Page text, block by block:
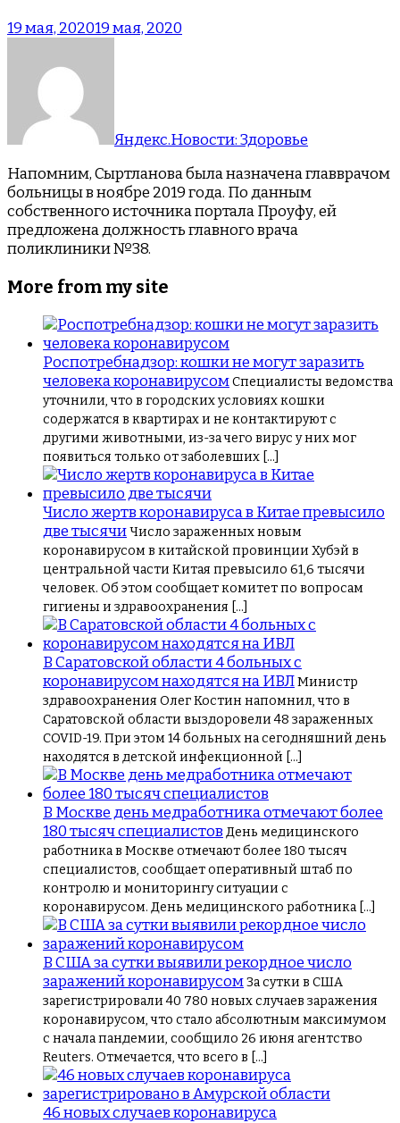
19 мая, 202019 мая, 2020
Яндекс.Новости: Здоровье
Напомним, Сыртланова была назначена главврачом
больницы в ноябре 2019 года. По данным
собственного источника портала Проуфу, ей
предложена должность главного врача
поликлиники №38.
More from my site
Роспотребнадзор: кошки не могут заразить
человека коронавирусомСпециалисты ведомства
уточнили, что в городских условиях кошки
содержатся в квартирах и не контактируют с
другими животными, из-за чего вирус у них мог
появиться только от заболевших […]
Число жертв коронавируса в Китае превысило
две тысячиЧисло зараженных новым
коронавирусом в китайской провинции Хубэй в
центральной части Китая превысило 61,6 тысячи
человек. Об этом сообщает комитет по вопросам
гигиены и здравоохранения […]
В Саратовской области 4 больных с
коронавирусом находятся на ИВЛМинистр
здравоохранения Олег Костин напомнил, что в
Саратовской области выздоровели 48 зараженных
COVID-19. При этом 14 больных на сегодняшний день
находятся в детской инфекционной […]
В Москве день медработника отмечают более
180 тысяч специалистов День медицинского
работника в Москве отмечают более 180 тысяч
специалистов, сообщает оперативный штаб по
контролю и мониторингу ситуации с
коронавирусом. День медицинского работника […]
В США за сутки выявили рекордное число
заражений коронавирусомЗа сутки в США
зарегистрировали 40 780 новых случаев заражения
коронавирусом, что стало абсолютным максимумом
с начала пандемии, сообщило 26 июня агентство
Reuters. Отмечается, что всего в […]
46 новых случаев коронавируса